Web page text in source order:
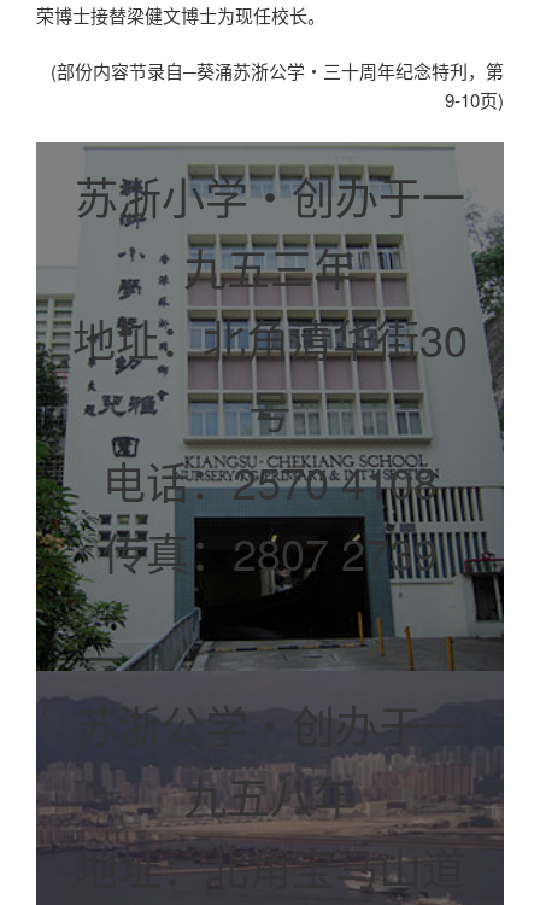
荣博士接替梁健文博士为现任校长。
(部份内容节录自─葵涌苏浙公学‧三十周年纪念特刋，第
9-10页)
苏浙小学‧创办于一
九五三年
地址：北角清华街30
号
电话：2570 4108
传真：2807 2739
苏浙公学‧创办于一
九五八年
地址：北角宝马山道